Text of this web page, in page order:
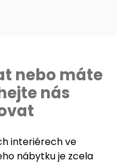
nebo máte
nás
interiérech ve
nábytku je zcela